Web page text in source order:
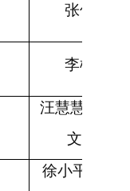
张佳涵
李桃
汪慧慧
文化交
徐小平